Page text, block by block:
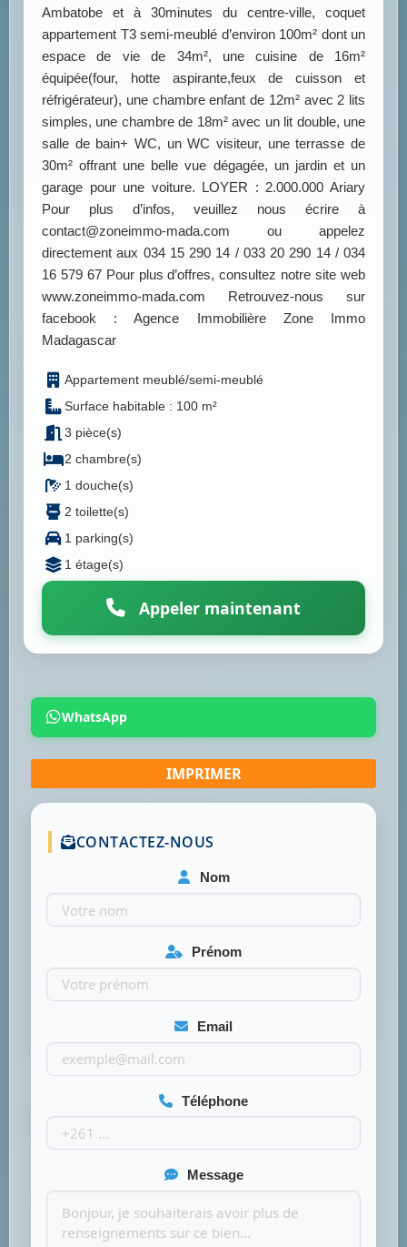
Ambatobe et à 30minutes du centre-ville, coquet
appartement T3 semi-meublé d’environ 100m² dont un
espace de vie de 34m², une cuisine de 16m²
équipée(four, hotte aspirante,feux de cuisson et
réfrigérateur), une chambre enfant de 12m² avec 2 lits
simples, une chambre de 18m² avec un lit double, une
salle de bain+ WC, un WC visiteur, une terrasse de
30m² offrant une belle vue dégagée, un jardin et un
garage pour une voiture. LOYER : 2.000.000 Ariary
Pour plus d’infos, veuillez nous écrire à
contact@zoneimmo-mada.com ou appelez
directement aux 034 15 290 14 / 033 20 290 14 / 034
16 579 67 Pour plus d’offres, consultez notre site web
www.zoneimmo-mada.com Retrouvez-nous sur
facebook : Agence Immobilière Zone Immo
Madagascar
Appartement meublé/semi-meublé
Surface habitable : 100 m²
3 pièce(s)
2 chambre(s)
1 douche(s)
2 toilette(s)
1 parking(s)
1 étage(s)
Appeler maintenant
WhatsApp
CONTACTEZ-NOUS
Nom
Prénom
Email
Téléphone
Message